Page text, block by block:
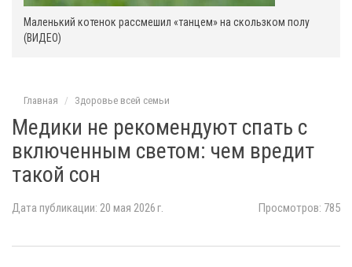
Маленький котенок рассмешил «танцем» на скользком полу
(ВИДЕО)
Главная Здоровье всей семьи
Медики не рекомендуют спать с
включенным светом: чем вредит
такой сон
Дата публикации: 20 мая 2026 г. Просмотров: 785